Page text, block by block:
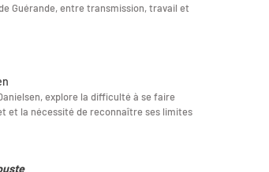
Guérande, entre transmission, travail et
explore la difficulté à se faire
et la nécessité de reconnaître ses limites